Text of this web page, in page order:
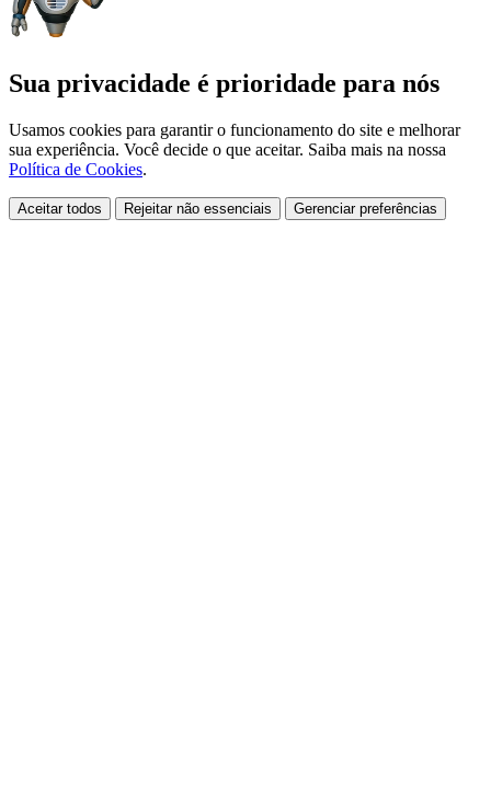
Sua privacidade é prioridade para nós
Usamos cookies para garantir o funcionamento do site e melhorar
sua experiência. Você decide o que aceitar. Saiba mais na nossa
Política de Cookies.
Aceitar todos Rejeitar não essenciais Gerenciar preferências